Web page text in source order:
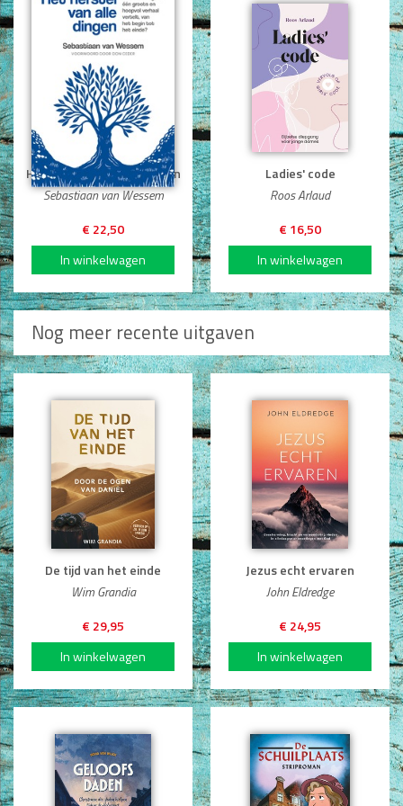
Het herstel van alle dingen
Sebastiaan van Wessem
€ 22,50
Ladies' code
Roos Arlaud
€ 16,50
Nog meer recente uitgaven
De tijd van het einde
Wim Grandia
€ 29,95
Jezus echt ervaren
John Eldredge
€ 24,95